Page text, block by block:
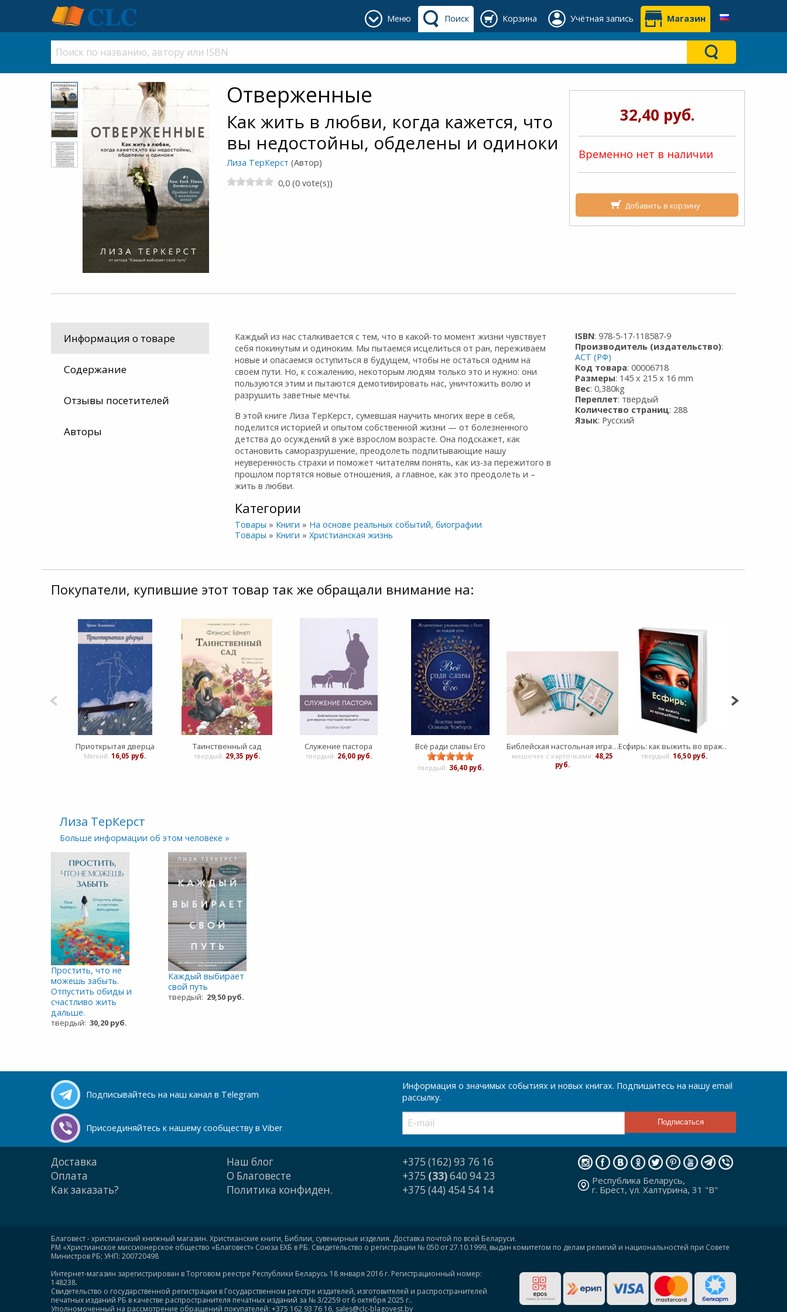
Меню Поиск Корзина Учётная запись Магазин
Отверженные
Как жить в любви, когда кажется, что
вы недостойны, обделены и одиноки
Лиза ТерКерст (Автор)
0,0 (0 vote(s))
32,40 руб.
Временно нет в наличии
Добавить в корзину
Информация о товаре
Содержание
Отзывы посетителей
Авторы
Каждый из нас сталкивается с тем, что в какой-то момент жизни чувствует
себя покинутым и одиноким. Мы пытаемся исцелиться от ран, переживаем
новые и опасаемся оступиться в будущем, чтобы не остаться одним на
своём пути. Но, к сожалению, некоторым людям только это и нужно: они
пользуются этим и пытаются демотивировать нас, уничтожить волю и
разрушить заветные мечты.
В этой книге Лиза ТерКерст, сумевшая научить многих вере в себя,
поделится историей и опытом собственной жизни — от болезненного
детства до осуждений в уже взрослом возрасте. Она подскажет, как
остановить саморазрушение, преодолеть подпитывающие нашу
неуверенность страхи и поможет читателям понять, как из-за пережитого в
прошлом портятся новые отношения, а главное, как это преодолеть и –
жить в любви.
Категории
Товары » Книги » На основе реальных событий, биографии
Товары » Книги »Христианская жизнь
ISBN: 978-5-17-118587-9
Производитель (издательство):
АСТ (РФ)
Код товара: 00006718
Размеры: 145 x 215 x 16 mm
Вес: 0,380kg
Переплет: твердый
Количество страниц: 288
Язык: Русский
Покупатели, купившие этот товар так же обращали внимание на:
Приоткрытая дверца
Мягкий:16,05 руб.
Таинственный сад
твердый: 29,35 руб.
Служение пастора
твердый: 26,00 руб.
Всё ради славы Его
твердый: 36,40 руб.
Библейская настольная игра "Сказаниум"
мешочек с карточками: 48,25
руб.
Есфирь: как выжить во враждебном мире
твердый: 16,50 руб.
Лиза ТерКерст
Больше информации об этом человеке »
Простить, что не
можешь забыть.
Отпустить обиды и
счастливо жить
дальше.
твердый: 30,20 руб.
Каждый выбирает
свой путь
твердый: 29,50 руб.
Подписывайтесь на наш канал в Telegram
Присоединяйтесь к нашему сообществу в Viber
Информация о значимых событиях и новых книгах. Подпишитесь на нашу email
рассылку.
Доставка
Оплата
Как заказать?
Наш блог
О Благовесте
Политика конфиден.
+375 (162) 93 76 16
+375 (33)640 94 23
+375 (44) 454 54 14
Республика Беларусь,
г. Брест, ул. Халтурина, 31 "В"
Благовест - христианский книжный магазин. Христианские книги, Библии, сувенирные изделия. Доставка почтой по всей Беларуси.
РМ «Христианское миссионерское общество «Благовест» Союза ЕХБ в РБ. Свидетельство о регистрации № 050 от 27.10.1999, выдан комитетом по делам религий и национальностей при Совете
Министров РБ; УНП: 200720498
Интернет-магазин зарегистрирован в Торговом реестре Республики Беларусь 18 января 2016 г. Регистрационный номер:
148238.
Свидетельство о государственной регистрации в Государственном реестре издателей, изготовителей и распространителей
печатных изданий РБ в качестве распространителя печатных изданий за № 3/2259 от 6 октября 2025 г..
Уполномоченный на рассмотрение обращений покупателей: +375 162 93 76 16, sales@clc-blagovest.by